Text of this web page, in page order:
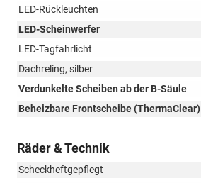
LED-Rückleuchten
LED-Scheinwerfer
LED-Tagfahrlicht
Dachreling, silber
Verdunkelte Scheiben ab der B-Säule
Beheizbare Frontscheibe (ThermaClear)
Räder & Technik
Scheckheftgepflegt